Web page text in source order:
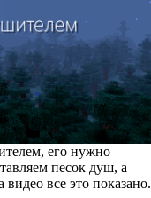
его нужно
песок душ, а
все это показано.